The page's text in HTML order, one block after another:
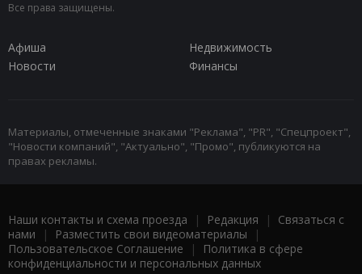
Все права защищены.
Афиша
Недвижимость
Новости
Финансы
Материалы, отмеченные знаками "Реклама", "PR", "Спецпроект",
"Новости компаний", "Актуально", "Промо", публикуются на
правах рекламы.
Наши контакты и схема проезда | Редакция | Связаться с
нами | Разместить свои видеоматериалы |
Пользовательское Соглашение |
Политика в сфере
конфиденциальности и персональных данных